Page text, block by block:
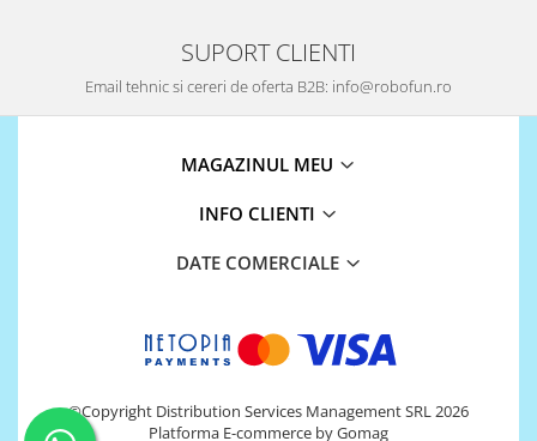
SUPORT CLIENTI
Email tehnic si cereri de oferta B2B: info@robofun.ro
MAGAZINUL MEU
INFO CLIENTI
DATE COMERCIALE
©Copyright Distribution Services Management SRL 2026
Platforma E-commerce by Gomag